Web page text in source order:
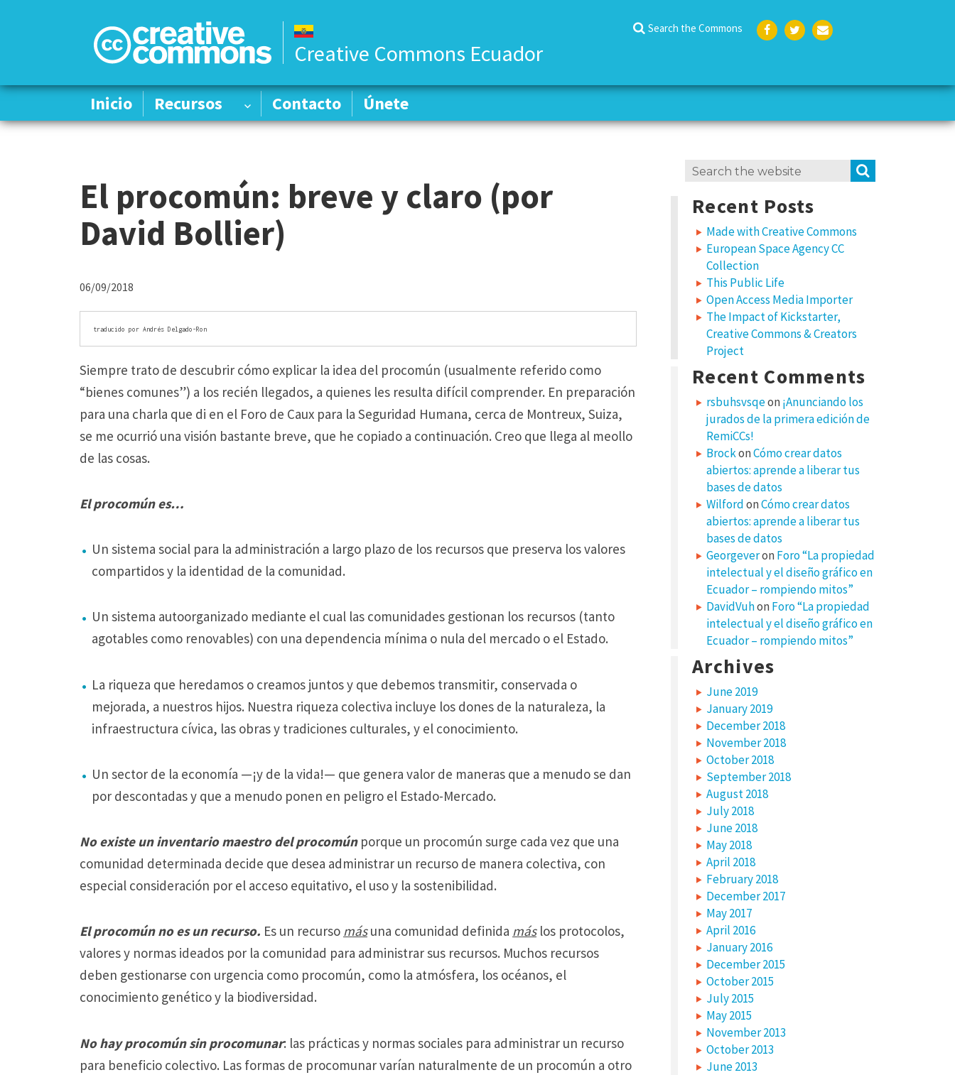
Creative Commons Ecuador
Search the Commons
k
Inicio Recursos Contacto Únete
Inicio Recursos Contacto Únete
El procomún: breve y claro (por
David Bollier)
06/09/2018
traducido por Andrés Delgado-Ron
Siempre trato de descubrir cómo explicar la idea del procomún (usualmente referido como
“bienes comunes”) a los recién llegados, a quienes les resulta difícil comprender. En preparación
para una charla que di en el Foro de Caux para la Seguridad Humana, cerca de Montreux, Suiza,
se me ocurrió una visión bastante breve, que he copiado a continuación. Creo que llega al meollo
de las cosas.
El procomún es…
Un sistema social para la administración a largo plazo de los recursos que preserva los valores
compartidos y la identidad de la comunidad.
Un sistema autoorganizado mediante el cual las comunidades gestionan los recursos (tanto
agotables como renovables) con una dependencia mínima o nula del mercado o el Estado.
La riqueza que heredamos o creamos juntos y que debemos transmitir, conservada o
mejorada, a nuestros hijos. Nuestra riqueza colectiva incluye los dones de la naturaleza, la
infraestructura cívica, las obras y tradiciones culturales, y el conocimiento.
Un sector de la economía —¡y de la vida!— que genera valor de maneras que a menudo se dan
por descontadas y que a menudo ponen en peligro el Estado-Mercado.
No existe un inventario maestro del procomúnporque un procomún surge cada vez que una
comunidad determinada decide que desea administrar un recurso de manera colectiva, con
especial consideración por el acceso equitativo, el uso y la sostenibilidad.
El procomún no es un recurso. Es un recurso másuna comunidad definida máslos protocolos,
valores y normas ideados por la comunidad para administrar sus recursos. Muchos recursos
deben gestionarse con urgencia como procomún, como la atmósfera, los océanos, el
conocimiento genético y la biodiversidad.
No hay procomún sin procomunar: las prácticas y normas sociales para administrar un recurso
para beneficio colectivo. Las formas de procomunar varían naturalmente de un procomún a otro
Search
Recent Posts
Made with Creative Commons
European Space Agency CC
Collection
This Public Life
Open Access Media Importer
The Impact of Kickstarter,
Creative Commons & Creators
Project
Recent Comments
rsbuhsvsqeon ¡Anunciando los
jurados de la primera edición de
RemiCCs!
BrockonCómo crear datos
abiertos: aprende a liberar tus
bases de datos
WilfordonCómo crear datos
abiertos: aprende a liberar tus
bases de datos
Georgeveron Foro “La propiedad
intelectual y el diseño gráfico en
Ecuador – rompiendo mitos”
DavidVuhon Foro “La propiedad
intelectual y el diseño gráfico en
Ecuador – rompiendo mitos”
Archives
June 2019
January 2019
December 2018
November 2018
October 2018
September 2018
August 2018
July 2018
June 2018
May 2018
April 2018
February 2018
December 2017
May 2017
April 2016
January 2016
December 2015
October 2015
July 2015
May 2015
November 2013
October 2013
June 2013